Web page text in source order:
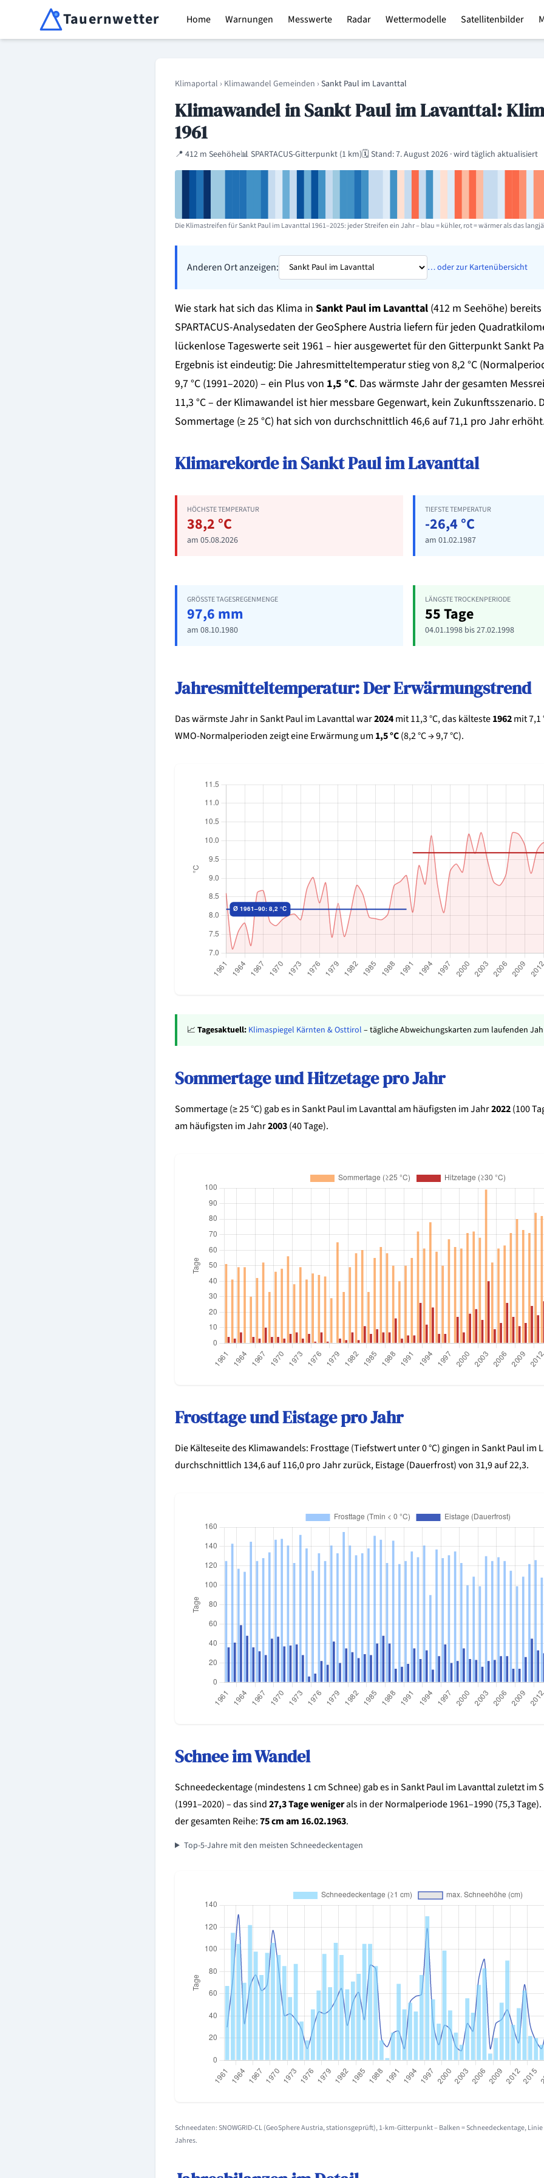
Tauernwetter
Unabhängiger Wetterdienst für Kärnten, Osttirol & Alpenregion
Home Warnungen Messwerte Radar Wettermodelle Satellitenbilder
Klimaportal › Klimawandel Gemeinden › Sankt Paul im Lavanttal
Klimawandel in Sankt Paul im Lavanttal:
1961
📍 412 m Seehöhe📊 SPARTACUS-Gitterpunkt (1 km)🗓️ Stand: 7. August 2026 · wird täglich aktualisiert
Die Klimastreifen für Sankt Paul im Lavanttal 1961–2025: jeder Streifen ein Jahr – blau = kühler, rot = wärmer als das
Anderen Ort anzeigen: … oder zur Kartenübersicht
Wie stark hat sich das Klima in Sankt Paul im Lavanttal (412 m Seehöhe)
SPARTACUS-Analysedaten der GeoSphere Austria liefern für jeden
lückenlose Tageswerte seit 1961 – hier ausgewertet für den Gitterpunkt Sankt
Ergebnis ist eindeutig: Die Jahresmitteltemperatur stieg von 8,2 °C
9,7 °C (1991–2020) – ein Plus von 1,5 °C. Das wärmste Jahr der gesamten
11,3 °C – der Klimawandel ist hier messbare Gegenwart, kein Zukunftsszenario.
Sommertage (≥ 25 °C) hat sich von durchschnittlich 46,6 auf 71,1 pro Jahr
Klimarekorde in Sankt Paul im Lavanttal
HÖCHSTE TEMPERATUR
38,2 °C
am 05.08.2026
TIEFSTE TEMPERATUR
-26,4 °C
am 01.02.1987
GRÖSSTE TAGESREGENMENGE
97,6 mm
am 08.10.1980
LÄNGSTE TROCKENPERIODE
55 Tage
04.01.1998 bis 27.02.1998
Jahresmitteltemperatur: Der Erwärmungstrend
Das wärmste Jahr in Sankt Paul im Lavanttal war2024mit 11,3 °C, das kälteste1962mit 7,1
WMO-Normalperioden zeigt eine Erwärmung um 1,5 °C(8,2 °C → 9,7 °C).
📈 Tagesaktuell: Klimaspiegel Kärnten & Osttirol – tägliche Abweichungskarten zum laufenden
Sommertage und Hitzetage pro Jahr
Sommertage (≥ 25 °C) gab es in Sankt Paul im Lavanttal am häufigsten im Jahr2022(100
am häufigsten im Jahr2003(40 Tage).
Frosttage und Eistage pro Jahr
Die Kälteseite des Klimawandels: Frosttage (Tiefstwert unter 0 °C) gingen in Sankt Paul im
durchschnittlich 134,6 auf 116,0 pro Jahr zurück, Eistage (Dauerfrost) von 31,9 auf 22,3.
Schnee im Wandel
Schneedeckentage (mindestens 1 cm Schnee) gab es in Sankt Paul im Lavanttal zuletzt im
(1991–2020) – das sind27,3 Tage wenigerals in der Normalperiode 1961–1990 (75,3
der gesamten Reihe:75 cm am 16.02.1963.
Top-5-Jahre mit den meisten Schneedeckentagen
Schneedaten: SNOWGRID-CL (GeoSphere Austria, stationsgeprüft), 1-km-Gitterpunkt – Balken = Schneedeckentage,
Jahres.